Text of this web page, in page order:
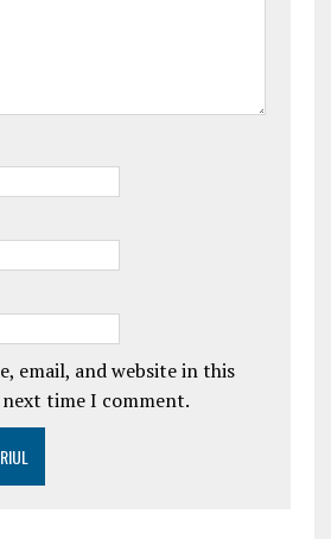
email, and website in this
time I comment.